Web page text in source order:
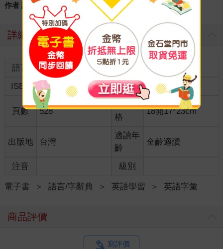
作者 謹識
詳細資料
語言 中文繁體
裝訂
ISBN
9789862710043 分級 普通級
頁數 528
商品規
格
18開17*23cm
出版地 台灣
適讀年
齡
全齡適讀
注音 級別
電子書 ＞ 語言/字辭典 ＞ 英語學習 ＞ 英語字彙
商品評價
寫評價